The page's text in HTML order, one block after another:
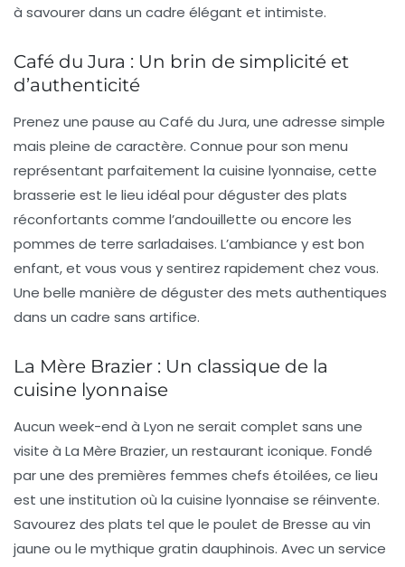
à savourer dans un cadre élégant et intimiste.
Café du Jura : Un brin de simplicité et
d’authenticité
Prenez une pause au Café du Jura, une adresse simple
mais pleine de caractère. Connue pour son menu
représentant parfaitement la cuisine lyonnaise, cette
brasserie est le lieu idéal pour déguster des plats
réconfortants comme l’andouillette ou encore les
pommes de terre sarladaises. L’ambiance y est bon
enfant, et vous vous y sentirez rapidement chez vous.
Une belle manière de déguster des mets authentiques
dans un cadre sans artifice.
La Mère Brazier : Un classique de la
cuisine lyonnaise
Aucun week-end à Lyon ne serait complet sans une
visite à La Mère Brazier, un restaurant iconique. Fondé
par une des premières femmes chefs étoilées, ce lieu
est une institution où la cuisine lyonnaise se réinvente.
Savourez des plats tel que le poulet de Bresse au vin
jaune ou le mythique gratin dauphinois. Avec un service